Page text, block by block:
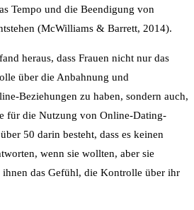
Tempo und die Beendigung von
(McWilliams & Barrett, 2014).
heraus, dass Frauen nicht nur das
über die Anbahnung und
Beziehungen zu haben, sondern auch,
für die Nutzung von Online-Dating-
50 darin besteht, dass es keinen
wenn sie wollten, aber sie
ihnen das Gefühl, die Kontrolle über ihr